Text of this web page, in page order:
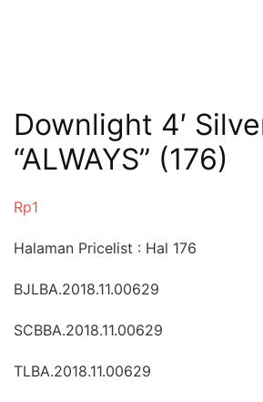
Downlight 4′
“ALWAYS” (176)
Rp1
Halaman Pricelist : Hal 176
BJLBA.2018.11.00629
SCBBA.2018.11.00629
TLBA.2018.11.00629